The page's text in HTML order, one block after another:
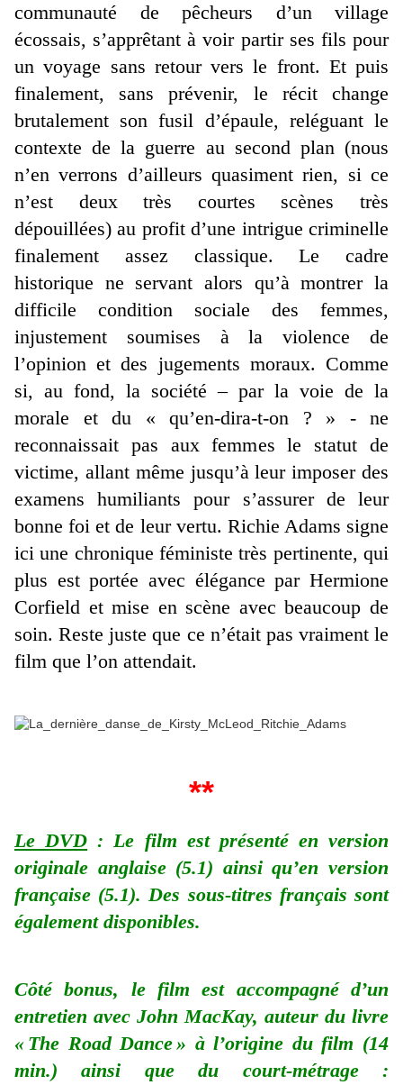
communauté de pêcheurs d’un village
écossais, s’apprêtant à voir partir ses fils pour
un voyage sans retour vers le front. Et puis
finalement, sans prévenir, le récit change
brutalement son fusil d’épaule, reléguant le
contexte de la guerre au second plan (nous
n’en verrons d’ailleurs quasiment rien, si ce
n’est deux très courtes scènes très
dépouillées) au profit d’une intrigue criminelle
finalement assez classique. Le cadre
historique ne servant alors qu’à montrer la
difficile condition sociale des femmes,
injustement soumises à la violence de
l’opinion et des jugements moraux. Comme
si, au fond, la société – par la voie de la
morale et du « qu’en-dira-t-on ? » - ne
reconnaissait pas aux femmes le statut de
victime, allant même jusqu’à leur imposer des
examens humiliants pour s’assurer de leur
bonne foi et de leur vertu. Richie Adams signe
ici une chronique féministe très pertinente, qui
plus est portée avec élégance par Hermione
Corfield et mise en scène avec beaucoup de
soin. Reste juste que ce n’était pas vraiment le
film que l’on attendait.
**
Le DVD : Le film est présenté en version
originale anglaise (5.1) ainsi qu’en version
française (5.1). Des sous-titres français sont
également disponibles.
Côté bonus, le film est accompagné d’un
entretien avec John MacKay, auteur du livre
« The Road Dance » à l’origine du film (14
min.) ainsi que du court-métrage :